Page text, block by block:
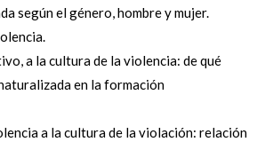
según el género, hombre y mujer.
a la cultura de la violencia: de qué
en la formación
a la cultura de la violación: relación